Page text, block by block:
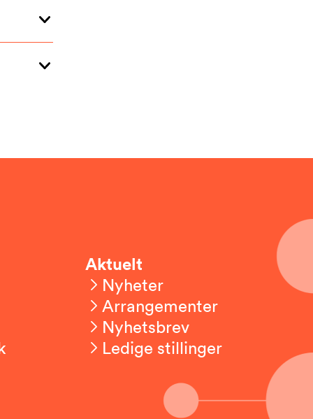
Aktuelt
Nyheter
Arrangementer
Nyhetsbrev
Ledige stillinger